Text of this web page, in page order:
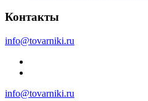
Контакты
info@tovarniki.ru
info@tovarniki.ru